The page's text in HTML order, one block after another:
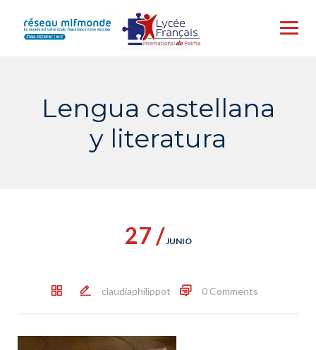
content
Lengua castellana
y literatura
27 /JUNIO
claudiaphilippot 0 Comments